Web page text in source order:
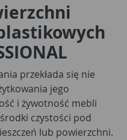
przekłada się nie
jego
i żywotność mebli
czystości pod
lub powierzchni.